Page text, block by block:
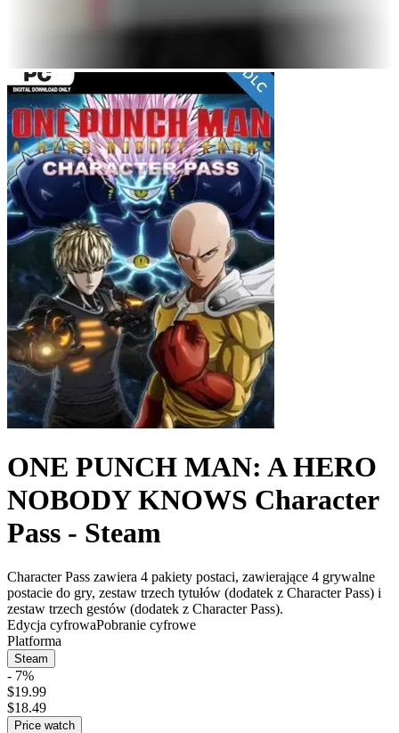
ONE PUNCH MAN: A HERO
NOBODY KNOWS Character
Pass - Steam
Character Pass zawiera 4 pakiety postaci, zawierające 4 grywalne
postacie do gry, zestaw trzech tytułów (dodatek z Character Pass) i
zestaw trzech gestów (dodatek z Character Pass).
Edycja cyfrowaPobranie cyfrowe
Platforma
Steam
- 7%
$19.99
$18.49
Price watch